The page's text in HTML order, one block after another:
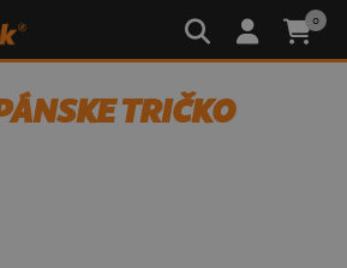
0
TRIČKO